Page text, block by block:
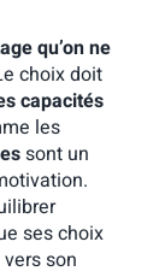
qu’on ne
choix doit
capacités
les
sont un
ses choix
son